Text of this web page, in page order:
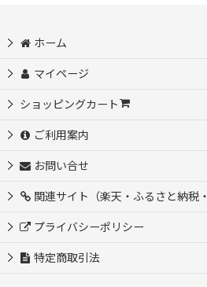
ホーム
マイページ
ショッピングカート
ご利用案内
お問い合せ
関連サイト（楽天・ふるさと納税
プライバシーポリシー
特定商取引法